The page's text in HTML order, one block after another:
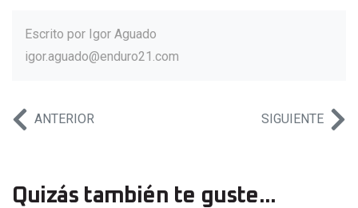
Escrito por Igor Aguado
igor.aguado@enduro21.com
ANTERIOR SIGUIENTE
Quizás también te guste...